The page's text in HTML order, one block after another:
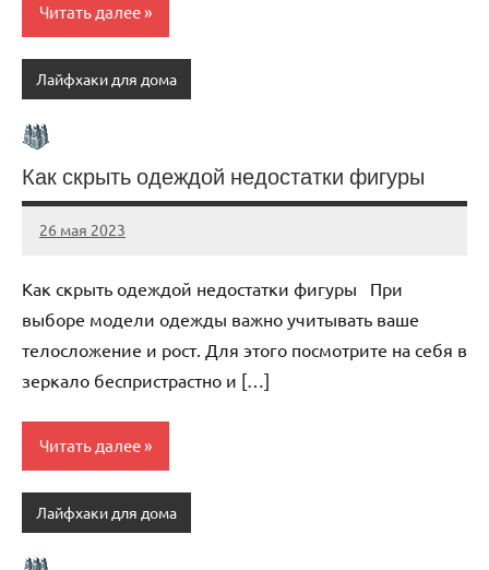
Читать далее
Лайфхаки для дома
Как скрыть одеждой недостатки фигуры
26 мая 2023
organic63_ru
Нет
Как скрыть одеждой недостатки фигуры При
выборе модели одежды важно учитывать ваше
телосложение и рост. Для этого посмотрите на себя в
зеркало беспристрастно и […]
Читать далее
Лайфхаки для дома